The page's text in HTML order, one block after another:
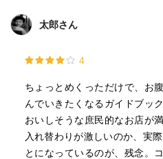
太郎さん
4
ちょっとめくっただけで、お
んでいきたくなるガイドブッ
おいしそうな庶民的なお店が
入れ替わりが激しいのか、実
とになっているのが、残念。